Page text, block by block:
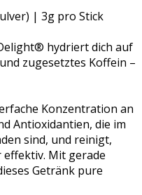
| 3g pro Stick
hydriert dich auf
zugesetztes Koffein –
Konzentration an
Antioxidantien, die im
sind, und reinigt,
Mit gerade
Getränk pure